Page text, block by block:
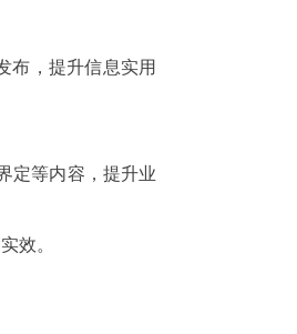
布，提升信息实用
定等内容，提升业
效。